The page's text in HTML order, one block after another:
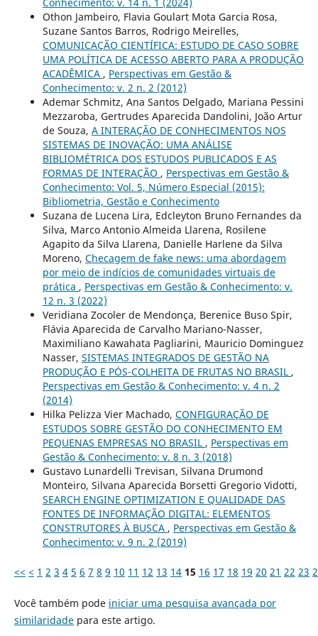
Othon Jambeiro, Flavia Goulart Mota Garcia Rosa,
Suzane Santos Barros, Rodrigo Meirelles,
COMUNICAÇÃO CIENTÍFICA: ESTUDO DE CASO SOBRE
UMA POLÍTICA DE ACESSO ABERTO PARA A PRODUÇÃO
ACADÊMICA , Perspectivas em Gestão &
Conhecimento: v. 2 n. 2 (2012)
Ademar Schmitz, Ana Santos Delgado, Mariana Pessini
Mezzaroba, Gertrudes Aparecida Dandolini, João Artur
de Souza, A INTERAÇÃO DE CONHECIMENTOS NOS
SISTEMAS DE INOVAÇÃO: UMA ANÁLISE
BIBLIOMÉTRICA DOS ESTUDOS PUBLICADOS E AS
FORMAS DE INTERAÇÃO , Perspectivas em Gestão &
Conhecimento: Vol. 5, Número Especial (2015):
Bibliometria, Gestão e Conhecimento
Suzana de Lucena Lira, Edcleyton Bruno Fernandes da
Silva, Marco Antonio Almeida Llarena, Rosilene
Agapito da Silva Llarena, Danielle Harlene da Silva
Moreno, Checagem de fake news: uma abordagem
por meio de indícios de comunidades virtuais de
prática , Perspectivas em Gestão & Conhecimento: v.
12 n. 3 (2022)
Veridiana Zocoler de Mendonça, Berenice Buso Spir,
Flávia Aparecida de Carvalho Mariano-Nasser,
Maximiliano Kawahata Pagliarini, Mauricio Dominguez
Nasser, SISTEMAS INTEGRADOS DE GESTÃO NA
PRODUÇÃO E PÓS-COLHEITA DE FRUTAS NO BRASIL ,
Perspectivas em Gestão & Conhecimento: v. 4 n. 2
(2014)
Hilka Pelizza Vier Machado, CONFIGURAÇÃO DE
ESTUDOS SOBRE GESTÃO DO CONHECIMENTO EM
PEQUENAS EMPRESAS NO BRASIL , Perspectivas em
Gestão & Conhecimento: v. 8 n. 3 (2018)
Gustavo Lunardelli Trevisan, Silvana Drumond
Monteiro, Silvana Aparecida Borsetti Gregorio Vidotti,
SEARCH ENGINE OPTIMIZATION E QUALIDADE DAS
FONTES DE INFORMAÇÃO DIGITAL: ELEMENTOS
CONSTRUTORES À BUSCA , Perspectivas em Gestão &
Conhecimento: v. 9 n. 2 (2019)
<< < 1 2 3 4 5 6 7 8 9 10 11 12 13 14 15 16 17 18 19 20 21 22 23
Você também pode iniciar uma pesquisa avançada por
similaridadepara este artigo.